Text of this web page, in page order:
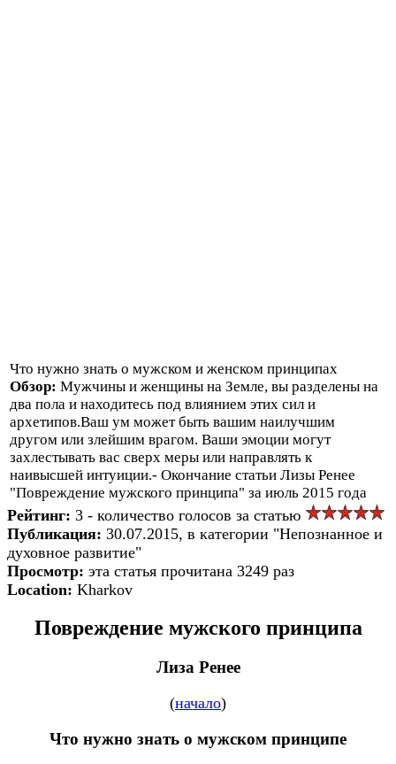
Что нужно знать о мужском и женском принципах
Обзор: Мужчины и женщины на Земле, вы разделены на
два пола и находитесь под влиянием этих сил и
архетипов.Ваш ум может быть вашим наилучшим
другом или злейшим врагом. Ваши эмоции могут
захлестывать вас сверх меры или направлять к
наивысшей интуиции.- Окончание статьи Лизы Ренее
"Повреждение мужского принципа" за июль 2015 года
Рейтинг: 3 - количество голосов за статью
Публикация: 30.07.2015, в категории "Непознанное и
духовное развитие"
Просмотр: эта статья прочитана 3249 раз
Location: Kharkov
Повреждение мужского принципа
Лиза Ренее
(начало)
Что нужно знать о мужском принципе